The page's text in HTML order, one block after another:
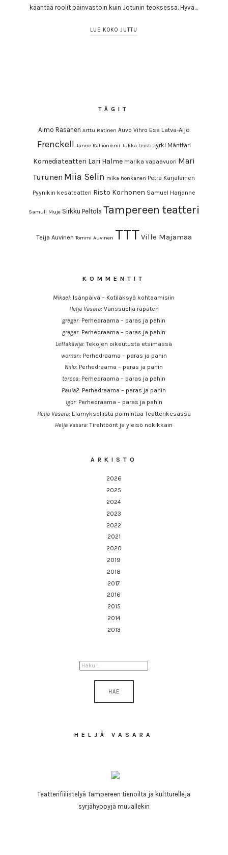
kääntää roolit päinvastoin kuin Jotunin teoksessa. Hyvä…
LUE KOKO JUTTU
TÄGIT
Aimo Räsänen Arttu Ratinen Auvo Vihro Esa Latva-Äijö
Frenckell Janne Kallioniemi Jukka Leisti Jyrki Mänttäri
Komediateatteri Lari Halme marika vapaavuori Mari
Turunen Miia Selin mika honkanen Petra Karjalainen
Pyynikin kesäteatteri Risto Korhonen Samuel Harjanne
Samuli Muje Sirkku Peltola Tampereen teatteri
Teija Auvinen Tommi Auvinen TTTVille Majamaa
KOMMENTIT
Mikael: Isänpäivä – Kotiläksyä kohtaamisiin
Heljä Vasara: Varissuolla räpäten
greger: Perhedraama – paras ja pahin
greger: Perhedraama – paras ja pahin
Leffakävijä:Tekojen oikeutusta etsimässä
woman: Perhedraama – paras ja pahin
Niilo: Perhedraama – paras ja pahin
terppa: Perhedraama – paras ja pahin
Paula2: Perhedraama – paras ja pahin
igor: Perhedraama – paras ja pahin
Heljä Vasara: Elämyksellistä poimintaa Teatterikesässä
Heljä Vasara:Tirehtöörit ja yleisö nokikkain
ARKISTO
2026
2025
2024
2023
2022
2021
2020
2019
2018
2017
2016
2015
2014
2013
HAKU:
HELJÄ VASARA
Teatterifiilistelyä Tampereen tienoilta ja kultturelleja
syrjähyppyjä muuallekin